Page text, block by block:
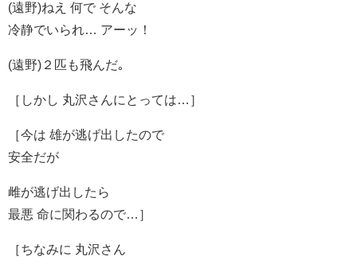
(遠野)ねえ 何で そんな
冷静でいられ… アーッ！
(遠野)２匹も飛んだ｡
［しかし 丸沢さんにとっては…］
［今は 雄が逃げ出したので
安全だが
雌が逃げ出したら
最悪 命に関わるので…］
［ちなみに 丸沢さん